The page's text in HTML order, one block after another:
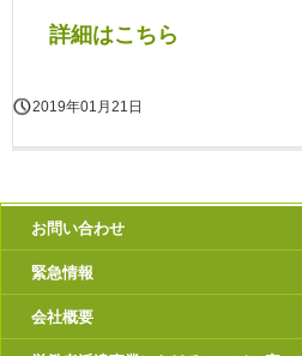
詳細はこちら
2019年01月21日
お問い合わせ
緊急情報
会社概要